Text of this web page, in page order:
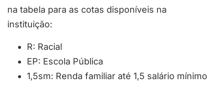
na tabela para as cotas disponíveis na
instituição:
R: Racial
EP: Escola Pública
1,5sm: Renda familiar até 1,5 salário mínimo